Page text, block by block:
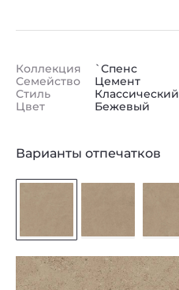
Коллекция
Семейство
Стиль
Цвет
`Спенс
Цемент
Классический
Бежевый
Варианты отпечатков